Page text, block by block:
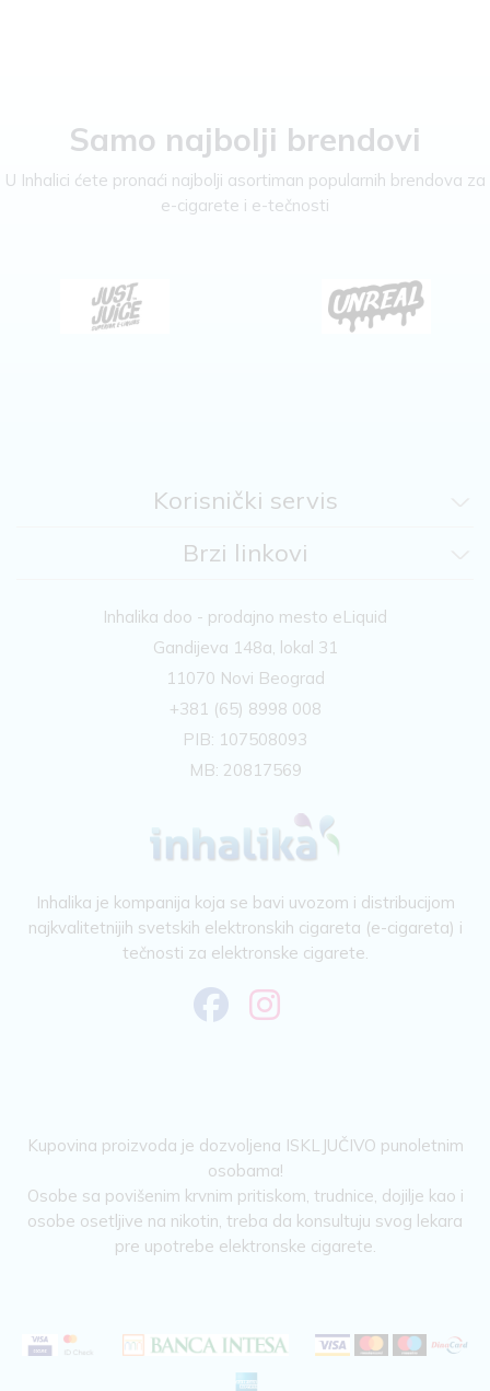
Samo najbolji brendovi
U Inhalici ćete pronaći najbolji asortiman popularnih brendova za
e-cigarete i e-tečnosti
Korisnički servis
Brzi linkovi
Inhalika doo - prodajno mesto eLiquid
Gandijeva 148a, lokal 31
11070 Novi Beograd
+381 (65) 8998 008
PIB: 107508093
MB: 20817569
Inhalika je kompanija koja se bavi uvozom i distribucijom
najkvalitetnijih svetskih elektronskih cigareta (e-cigareta) i
tečnosti za elektronske cigarete.
Kupovina proizvoda je dozvoljena ISKLJUČIVO punoletnim
osobama!
Osobe sa povišenim krvnim pritiskom, trudnice, dojilje kao i
osobe osetljive na nikotin, treba da konsultuju svog lekara
pre upotrebe elektronske cigarete.